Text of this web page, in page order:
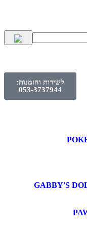
לשירות והזמנות:
053-3737944